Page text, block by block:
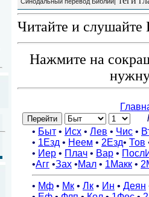
Читайте и слушайте
Нажмите на